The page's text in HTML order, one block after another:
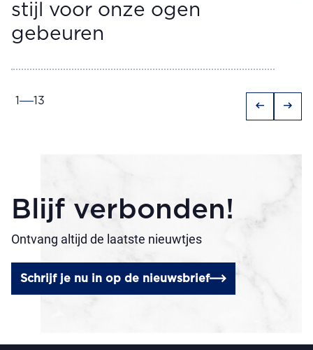
stijl voor onze ogen
gebeuren
1 13 arrow_left_alt arrow_right_alt
Blijf verbonden!
Ontvang altijd de laatste nieuwtjes
Schrijf je nu in op de nieuwsbrief